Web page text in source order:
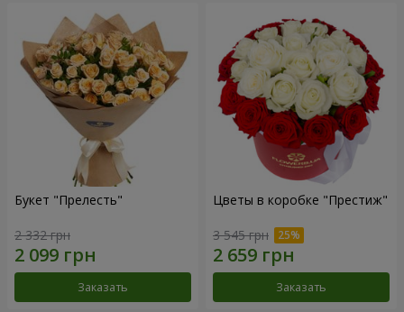
Букет "Прелесть"
2 332 грн
Заказать
Цветы в коробке "Престиж"
3 545 грн
Заказать